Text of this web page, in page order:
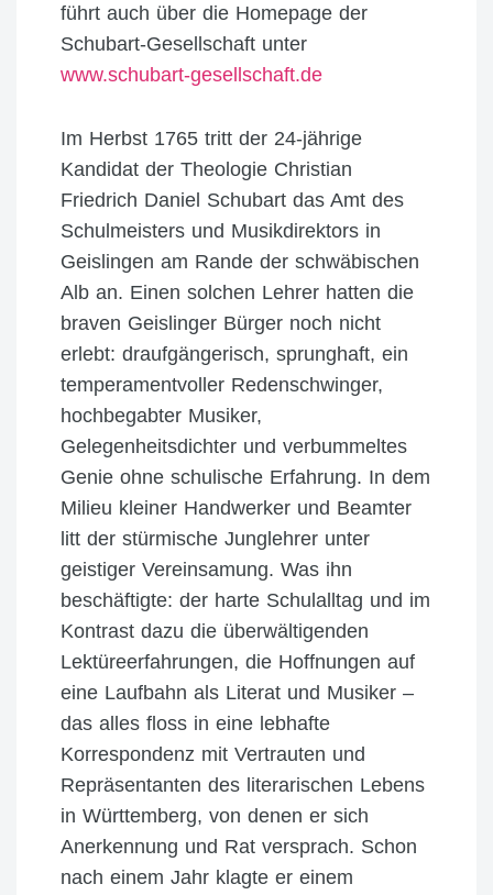
führt auch über die Homepage der
Schubart-Gesellschaft unter
www.schubart-gesellschaft.de
Im Herbst 1765 tritt der 24-jährige
Kandidat der Theologie Christian
Friedrich Daniel Schubart das Amt des
Schulmeisters und Musikdirektors in
Geislingen am Rande der schwäbischen
Alb an. Einen solchen Lehrer hatten die
braven Geislinger Bürger noch nicht
erlebt: draufgängerisch, sprunghaft, ein
temperamentvoller Redenschwinger,
hochbegabter Musiker,
Gelegenheitsdichter und verbummeltes
Genie ohne schulische Erfahrung. In dem
Milieu kleiner Handwerker und Beamter
litt der stürmische Junglehrer unter
geistiger Vereinsamung. Was ihn
beschäftigte: der harte Schulalltag und im
Kontrast dazu die überwältigenden
Lektüreerfahrungen, die Hoffnungen auf
eine Laufbahn als Literat und Musiker –
das alles floss in eine lebhafte
Korrespondenz mit Vertrauten und
Repräsentanten des literarischen Lebens
in Württemberg, von denen er sich
Anerkennung und Rat versprach. Schon
nach einem Jahr klagte er einem